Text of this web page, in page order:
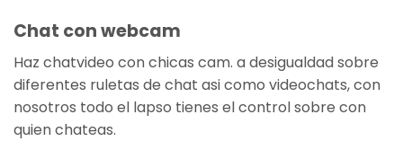
Chat con webcam
Haz chatvideo con chicas cam. a desigualdad sobre
diferentes ruletas de chat asi como videochats, con
nosotros todo el lapso tienes el control sobre con
quien chateas.